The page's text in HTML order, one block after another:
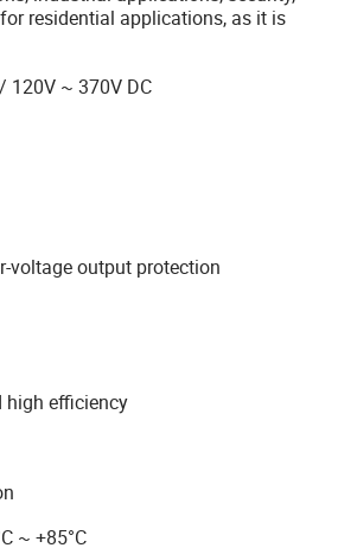
residential applications, as it is
120V ~ 370V DC
voltage output protection
high efficiency
~ +85°C